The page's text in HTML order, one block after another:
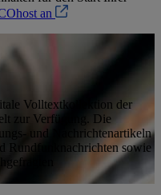
an
Volltextkollektion der
zur Verfügung. Die
und Nachrichtenartikeln
Rundfunknachrichten sowie